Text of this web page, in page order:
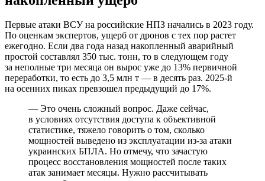
Первые атаки ВСУ на российские НПЗ начались в 2023 году.
По оценкам экспертов, ущерб от дронов с тех пор растет
ежегодно. Если два года назад накопленный аварийный
простой составлял 350 тыс. тонн, то в следующем году
за неполные три месяца он вырос уже до 13% первичной
переработки, то есть до 3,5 млн т — в десять раз. 2025-й
на осенних пиках превзошел предыдущий до 17%.
— Это очень сложный вопрос. Даже сейчас,
в условиях отсутствия доступа к объективной
статистике, тяжело говорить о том, сколько
мощностей выведено из эксплуатации из-за атаки
украинских БПЛА. Но отмечу, что зачастую
процесс восстановления мощностей после таких
атак занимает месяцы. Нужно рассчитывать